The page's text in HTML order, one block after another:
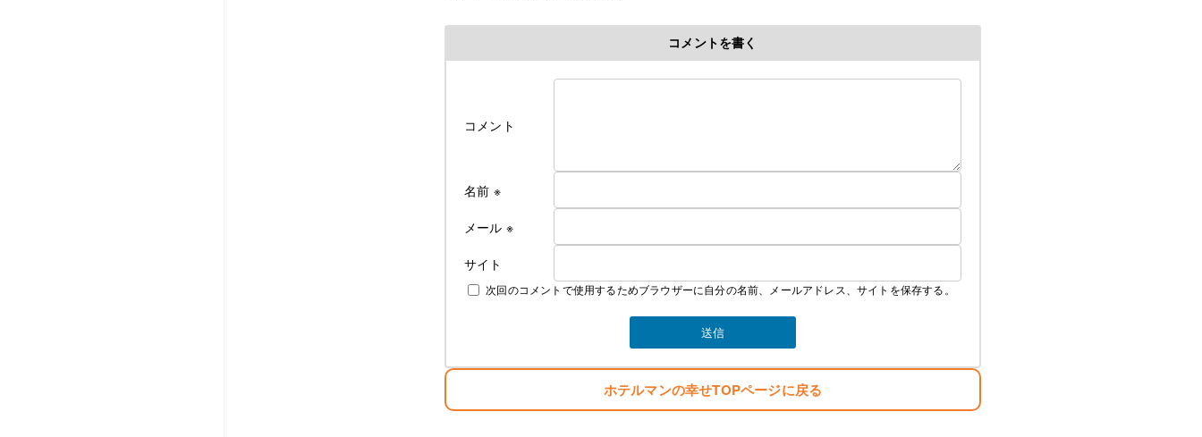
コメントを書く
コメント
名前 ※
メール ※
サイト
次回のコメントで使用するためブラウザーに自分の名前、メールアドレス、サイトを保存する。
ホテルマンの幸せTOPページに戻る